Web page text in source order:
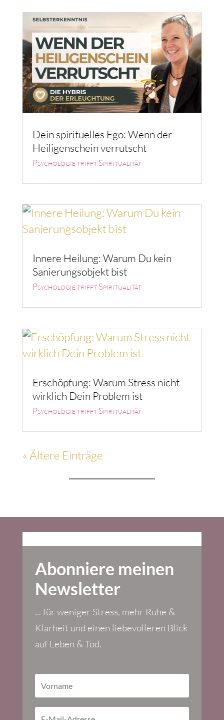
Dein spirituelles Ego: Wenn der
Heiligenschein verrutscht
Psychologie trifft Spiritualität
Innere Heilung: Warum Du kein
Sanierungsobjekt bist
Psychologie trifft Spiritualität
Erschöpfung: Warum Stress nicht
wirklich Dein Problem ist
Psychologie trifft Spiritualität
« Ältere Einträge
Abonniere meinen
Newsletter
... für weniger Stress, mehr Ruhe &
Klarheit und einen liebevolleren Blick
auf Leben & Tod.